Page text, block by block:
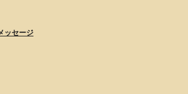
ッセージ